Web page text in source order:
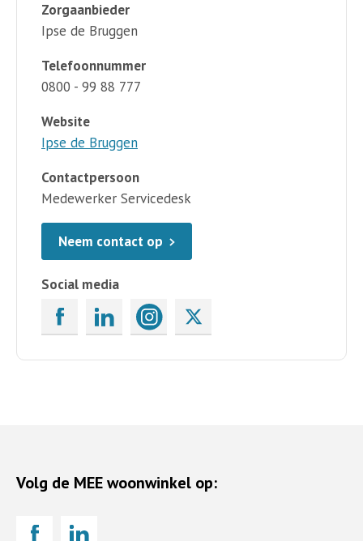
Zorgaanbieder
Ipse de Bruggen
Telefoonnummer
0800 - 99 88 777
Website
Ipse de Bruggen
Contactpersoon
Medewerker Servicedesk
Neem contact op
Social media
Volg de MEE woonwinkel op: